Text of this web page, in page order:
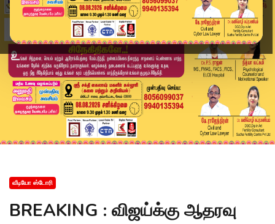
வீடியோ ஸ்டோரி
BREAKING : விஜய்க்கு ஆதரவு